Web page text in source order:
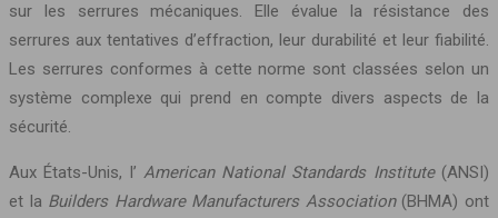
sur les serrures mécaniques. Elle évalue la résistance des
serrures aux tentatives d’effraction, leur durabilité et leur fiabilité.
Les serrures conformes à cette norme sont classées selon un
système complexe qui prend en compte divers aspects de la
sécurité.
Aux États-Unis, l’ American National Standards Institute (ANSI)
et la Builders Hardware Manufacturers Association (BHMA) ont